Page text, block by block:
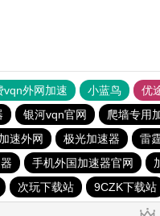
vqn外网加速 小蓝鸟 优
银河vqn官网 爬墙专用
速外网 极光加速器 雷
手机外国加速器官网
次玩下载站 9CZK下载站